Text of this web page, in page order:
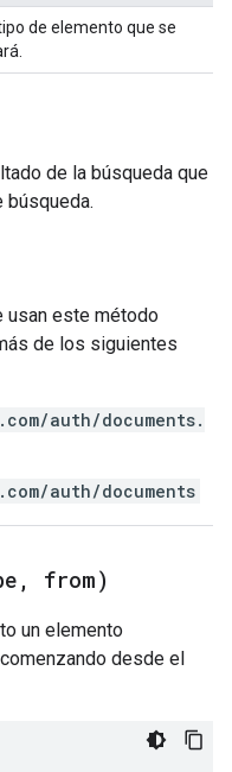
de elemento que se
de la búsqueda que
búsqueda.
usan este método
de los siguientes
auth/documents.
auth/documents
, from)
un elemento
desde el